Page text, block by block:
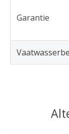
Garantie